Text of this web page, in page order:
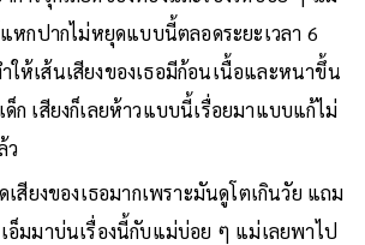
แหกปากไม่หยุดแบบนี้ตลอดระยะเวลา 6
ให้เส้นเสียงของเธอมีก้อนเนื้อและหนาขึ้น
ก เสียงก็เลยห้าวแบบนี้เรื่อยมาแบบแก้ไม่
ว
เสียงของเธอมากเพราะมันดูโตเกินวัย แถม
อ็มมาบ่นเรื่องนี้กับแม่บ่อย ๆ แม่เลยพาไป